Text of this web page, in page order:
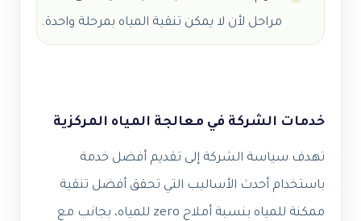
مراحل لأن لا يمكن تنقية المياه بمرحلة واحدة.
خدمات الشركة في معالجة المياه المركزية
تهدف سياسة الشركة إلى تقديم أفضل خدمة
باستخدام أحدث الأساليب التي تحقق أفضل تنقية
ممكنة للمياه بنسبة أملاح zero للمياه، بجانب مع